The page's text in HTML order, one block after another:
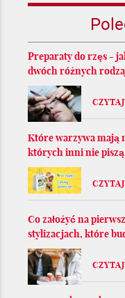
Preparaty do rzęs -
dwóch różnych
Które warzywa mają
których inni nie piszą
Co założyć na
stylizacjach, które